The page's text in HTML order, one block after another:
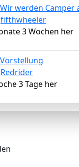
werden Camper
fifthwheeler
3 Wochen her
Redrider
3 Tage her